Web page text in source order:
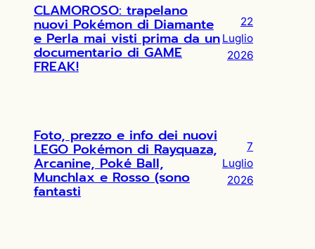
CLAMOROSO: trapelano
nuovi Pokémon di Diamante
e Perla mai visti prima da un
documentario di GAME
FREAK!
22
Luglio
2026
Foto, prezzo e info dei nuovi
LEGO Pokémon di Rayquaza,
Arcanine, Poké Ball,
Munchlax e Rosso (sono
fantasti
7
Luglio
2026